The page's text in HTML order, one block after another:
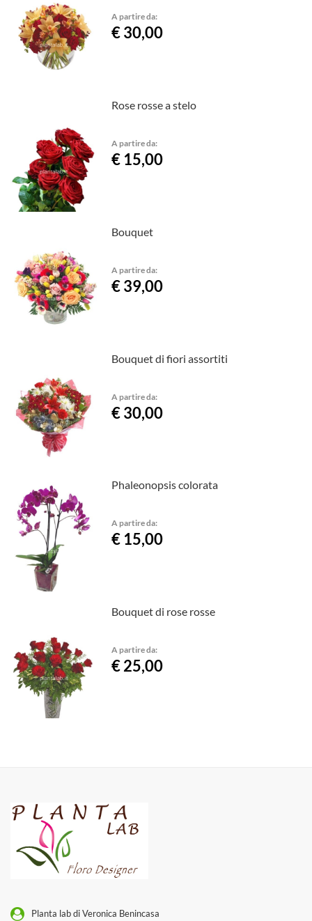
A partire da:
€ 30,00
Rose rosse a stelo
A partire da:
€ 15,00
Bouquet
A partire da:
€ 39,00
Bouquet di fiori assortiti
A partire da:
€ 30,00
Phaleonopsis colorata
A partire da:
€ 15,00
Bouquet di rose rosse
A partire da:
€ 25,00
Planta lab di Veronica Benincasa